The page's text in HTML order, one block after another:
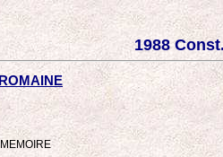
1988